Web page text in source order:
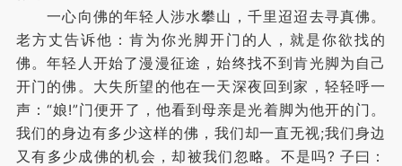
一心向佛的年轻人涉水攀山，千里迢迢去寻真佛。
老方丈告诉他：肯为你光脚开门的人，就是你欲找的
佛。年轻人开始了漫漫征途，始终找不到肯光脚为自己
开门的佛。大失所望的他在一天深夜回到家，轻轻呼一
声：“娘!”门便开了，他看到母亲是光着脚为他开的门。
我们的身边有多少这样的佛，我们却一直无视;我们身边
又有多少成佛的机会，却被我们忽略。不是吗? 子曰：